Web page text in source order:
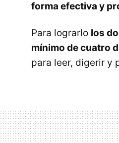
forma efectiva y
Para lograrlo los
mínimo de cuatro
para leer, digerir y